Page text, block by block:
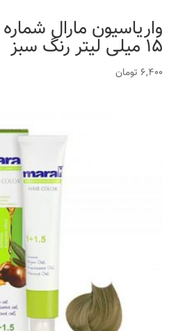
15 میلی لیتر رنگ سبز
6,400 تومان